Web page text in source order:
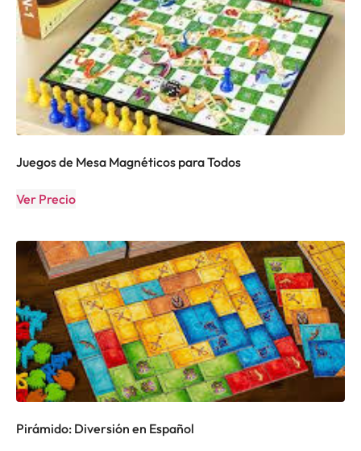
Juegos de Mesa Magnéticos para Todos
Ver Precio
Pirámido: Diversión en Español